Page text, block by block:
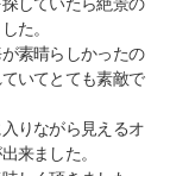
していたら絶景の
た。
素晴らしかったの
いてとても素敵で
りながら見えるオ
来ました。